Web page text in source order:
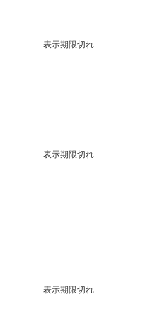
表示期限切れ
表示期限切れ
表示期限切れ